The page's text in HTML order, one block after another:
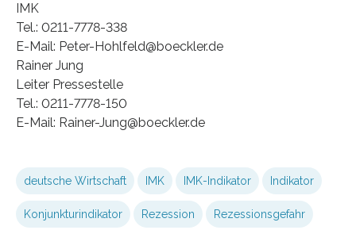
IMK
Tel.: 0211-7778-338
E-Mail: Peter-Hohlfeld@boeckler.de
Rainer Jung
Leiter Pressestelle
Tel.: 0211-7778-150
E-Mail: Rainer-Jung@boeckler.de
deutsche Wirtschaft IMK IMK-Indikator Indikator
Konjunkturindikator Rezession Rezessionsgefahr